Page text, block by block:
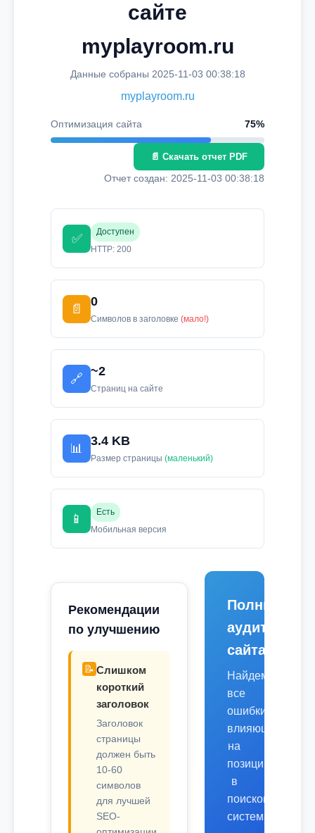
сайте
myplayroom.ru
Данные собраны 2025-11-03 00:38:18
myplayroom.ru
Оптимизация сайта 75%
📄 Скачать отчет PDF
Отчет создан: 2025-11-03 00:38:18
✅
Доступен
HTTP: 200
📄
0
Символов в заголовке (мало!)
🔗
~2
Страниц на сайте
📊
3.4 KB
Размер страницы (маленький)
📱
Есть
Мобильная версия
Рекомендации
по улучшению
📝 Слишком
короткий
заголовок
Заголовок
страницы
должен быть
10-60
символов
для лучшей
SEO-
Полный
аудит
сайта
Найдем
все
ошибки,
влияющие
на
позиции
в
поисковых
системах.